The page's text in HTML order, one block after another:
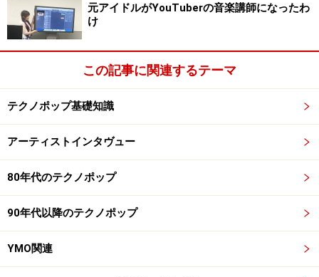
元アイドルがYouTuberの音楽講師になったわ
け
この記事に関連するテーマ
テクノポップ基礎知識
アーティストインタヴュー
80年代のテクノポップ
90年代以降のテクノポップ
YMO関連